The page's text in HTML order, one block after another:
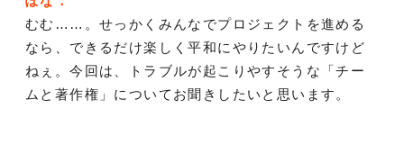
むむ……。せっかくみんなでプロジェクトを進める
なら、できるだけ楽しく平和にやりたいんですけど
ねぇ。今回は、トラブルが起こりやすそうな「チー
ムと著作権」についてお聞きしたいと思います。